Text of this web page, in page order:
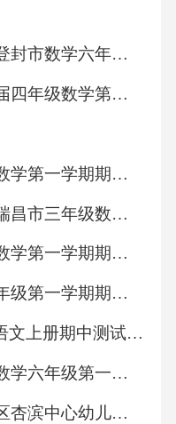
修补?（）
属连接方式，D项
选A。
2027届河南省郑州市登封市数学六年级第一学期期末检测试题含解析
临沧地区临翔区2027届四年级数学第一学期期末考试试题含解析
道孚县2027届四年级数学第一学期期末学业质量监测模拟试题含解析
2027届江西省九江市瑞昌市三年级数学第一学期期末考试模拟试题含解析
2027届铜川市三年级数学第一学期期末质量跟踪监视模拟试题含解析
2027届武定县数学六年级第一学期期末质量跟踪监视模拟试题含解析
新人教部编版四年级语文上册期中测试卷含答案
2027届荆州市公安县数学六年级第一学期期末联考试题含解析
2026福建厦门市集美区杏滨中心幼儿园招聘2人备考题库附答案详解（完整版）